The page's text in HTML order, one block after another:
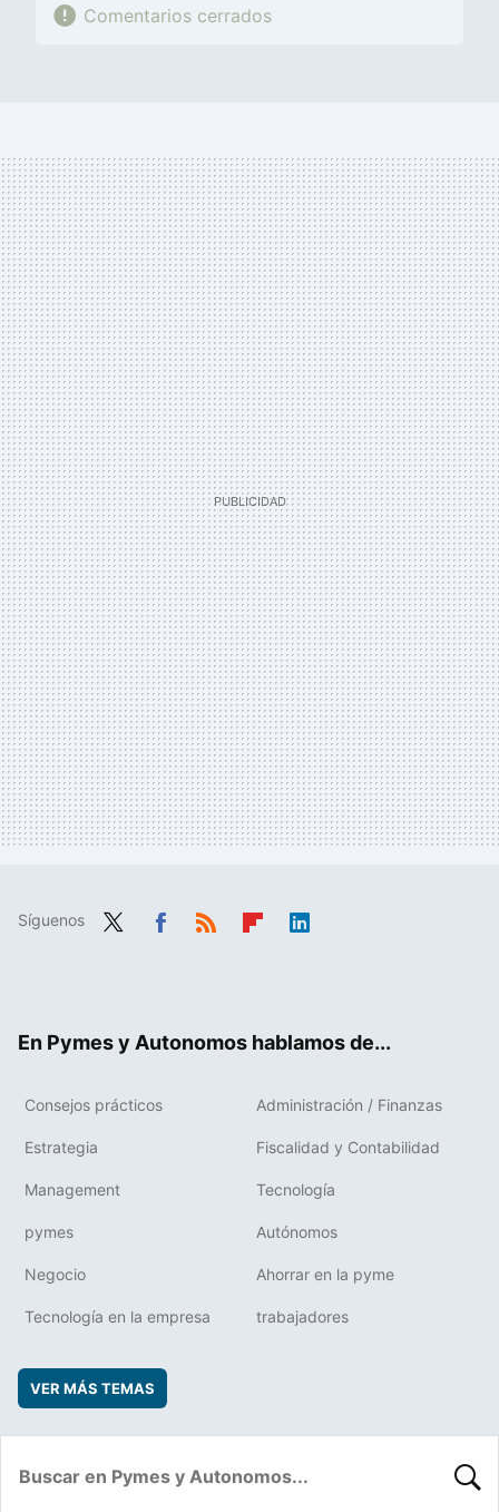
Comentarios cerrados
Síguenos
En Pymes y Autonomos hablamos de...
Consejos prácticos Administración / Finanzas
Estrategia Fiscalidad y Contabilidad
Management Tecnología
pymes Autónomos
Negocio Ahorrar en la pyme
Tecnología en la empresa trabajadores
VER MÁS TEMAS